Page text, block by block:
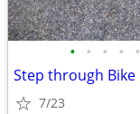
• • • • •
Step through Bike
7/23